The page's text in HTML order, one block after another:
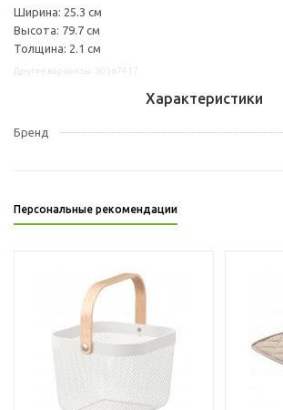
Ширина: 25.3 см
Высота: 79.7 см
Толщина: 2.1 см
Характеристики
Бренд
Персональные рекомендации